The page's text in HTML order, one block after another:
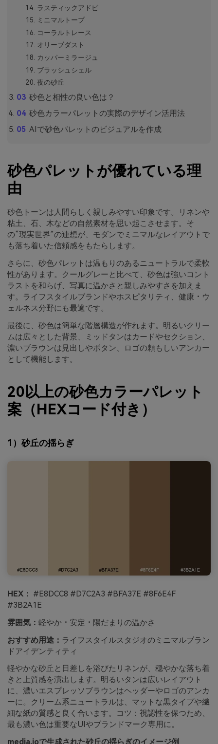
ラスティックアドビ
ミニマルトープ
コーラルトレース
オリーブダスト
カッパーミラージュ
ブラッシュシェル
夜の砂丘
砂色と相性の良い色は？
砂色カラーパレットの実際のデザイン活用法
AIで砂色パレットのビジュアルを作成
砂色パレットが優れている理
由
砂色トーンは人間らしく親しみやすい印象です。リネンや
粘土、石、木などの自然素材を思い起こさせます。そ
の“現実世界”の連想が、モダンでミニマルなレイアウトで
も落ち着いた信頼感をもたらします。
さらに、砂色パレットは温もりのあるニュートラルで柔軟
性があります。クールグレーと比べて、砂色は強いコント
ラストを和らげ、写真に温かさと親しみやすさを加えま
す。ライフスタイルブランドやホスピタリティ、健康・ウ
ェルネス分野にも最適です。
最後に、砂色は簡単な階層構造が作れます。明るいクリー
ムは広々とした背景、ミッドタンはカードやセクション、
濃いブラウンは見出しやボタン、ロゴの頼もしいアンカー
として機能します。
20以上の砂色カラーパレット
案（HEXコード付き）
1）砂丘の揺らぎ
HEX： #E8DCC8 #D7C2A3 #BFA37E #8F6E4F
#3B2A1E
雰囲気： 軽やか・安定・陽だまりの温かさ
おすすめ用途： ライフスタイルスタジオのミニマルブラン
ドアイデンティティ
軽やかな砂丘と日差しを浴びたリネンが、穏やかな落ち着
きと上質感を演出します。明るいタンは広いレイアウト
に、濃いエスプレッソブラウンはヘッダーやロゴのアンカ
ーに。クリーム系ニュートラルは、マットな黒タイプや繊
細な紙の質感と良く合います。コツ：視認性を保つため、
最も濃い色は重要なUIやブランドマーク専用に。
media.ioで生成された砂丘の揺らぎのイメージ例